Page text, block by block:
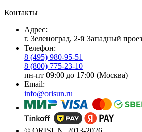
Контакты
Адрес:
г. Зеленоград, 2-й Западный
Телефон:
8 (495) 980-95-51
8 (800) 775-23-10
пн-пт 09:00 до 17:00 (Москва)
Email:
info@orisun.ru